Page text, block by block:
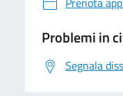
Problemi in
Segnala